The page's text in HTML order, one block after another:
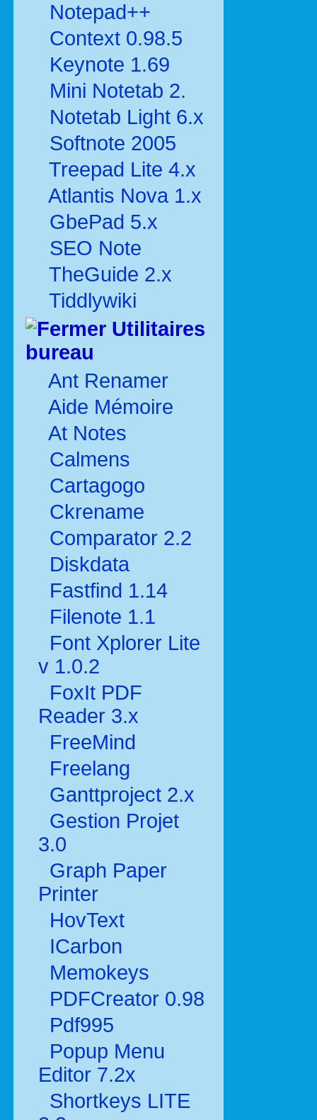
Notepad++
Context 0.98.5
Keynote 1.69
Mini Notetab 2.
Notetab Light 6.x
Softnote 2005
Treepad Lite 4.x
Atlantis Nova 1.x
GbePad 5.x
SEO Note
TheGuide 2.x
Tiddlywiki
Utilitaires
bureau
Ant Renamer
Aide Mémoire
At Notes
Calmens
Cartagogo
Ckrename
Comparator 2.2
Diskdata
Fastfind 1.14
Filenote 1.1
Font Xplorer Lite
v 1.0.2
FoxIt PDF
Reader 3.x
FreeMind
Freelang
Ganttproject 2.x
Gestion Projet
3.0
Graph Paper
Printer
HovText
ICarbon
Memokeys
PDFCreator 0.98
Pdf995
Popup Menu
Editor 7.2x
Shortkeys LITE